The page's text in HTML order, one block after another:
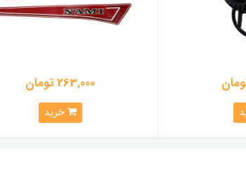
263,000 تومان
خرید